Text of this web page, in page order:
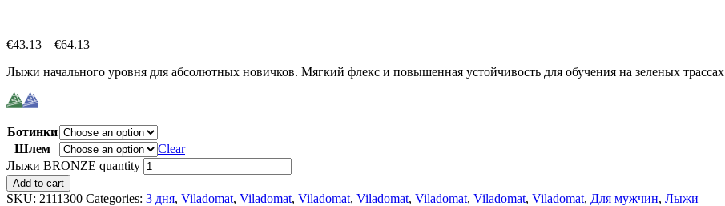
€43.13 – €64.13
Лыжи начального уровня для абсолютных новичков. Мягкий флекс и повышенная устойчивость для обучения на зеленых трассах
Ботинки
Шлем
Clear
Лыжи BRONZE quantity
Add to cart
SKU: 2111300 Categories: 3 дня, Viladomat, Viladomat, Viladomat, Viladomat, Viladomat, Viladomat, Viladomat, Для мужчин, Лыжи